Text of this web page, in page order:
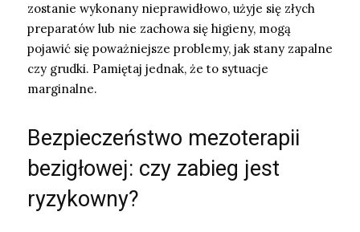
zostanie wykonany nieprawidłowo, użyje się złych
preparatów lub nie zachowa się higieny, mogą
pojawić się poważniejsze problemy, jak stany zapalne
czy grudki. Pamiętaj jednak, że to sytuacje
marginalne.
Bezpieczeństwo mezoterapii
bezigłowej: czy zabieg jest
ryzykowny?